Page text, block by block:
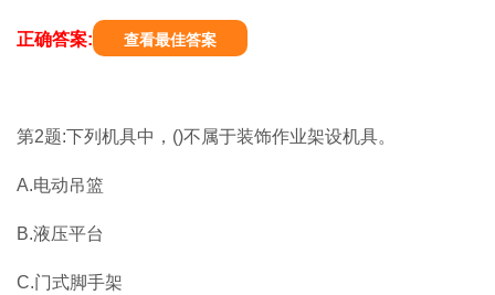
正确答案: 查看最佳答案
第2题:下列机具中，()不属于装饰作业架设机具。
A.电动吊篮
B.液压平台
C.门式脚手架